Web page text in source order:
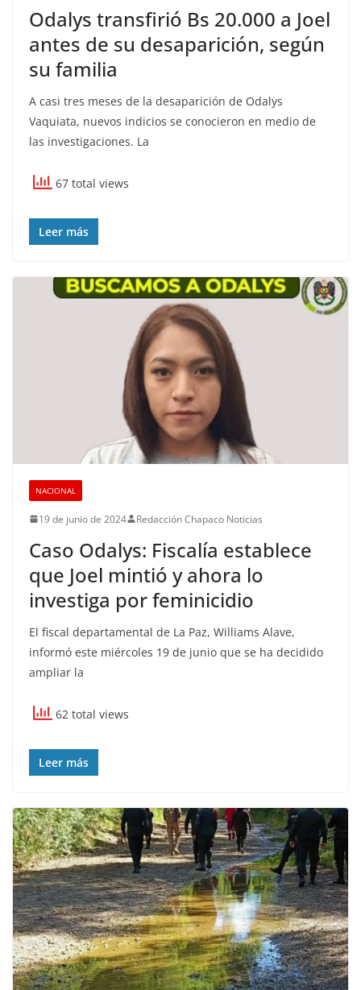
Odalys transfirió Bs 20.000 a Joel
antes de su desaparición, según
su familia
A casi tres meses de la desaparición de Odalys
Vaquiata, nuevos indicios se conocieron en medio de
las investigaciones. La
67 total views
Leer más
NACIONAL
19 de junio de 2024 Redacción Chapaco Noticias
Caso Odalys: Fiscalía establece
que Joel mintió y ahora lo
investiga por feminicidio
El fiscal departamental de La Paz, Williams Alave,
informó este miércoles 19 de junio que se ha decidido
ampliar la
62 total views
Leer más